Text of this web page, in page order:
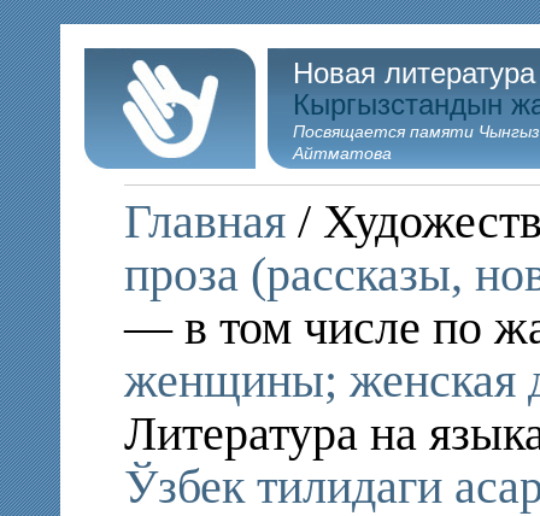
Новая
Кыргызстандын
Посвящается памяти
Айтматова
Главная /
проза (рассказы,
— в том числе по
женщины; женская
Литература на
Ўзбек тилидаги